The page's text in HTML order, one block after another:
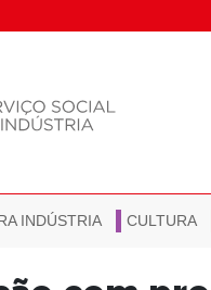
INDÚSTRIA CULTURA